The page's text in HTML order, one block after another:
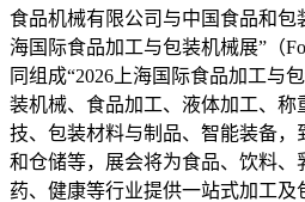
食品机械有限公司与中国食品和包
海国际食品加工与包装机械展”（
同组成“2026上海国际食品加工与
装机械、食品加工、液体加工、
技、包装材料与制品、智能装备
和仓储等，展会将为食品、饮料、
药、健康等行业提供一站式加工